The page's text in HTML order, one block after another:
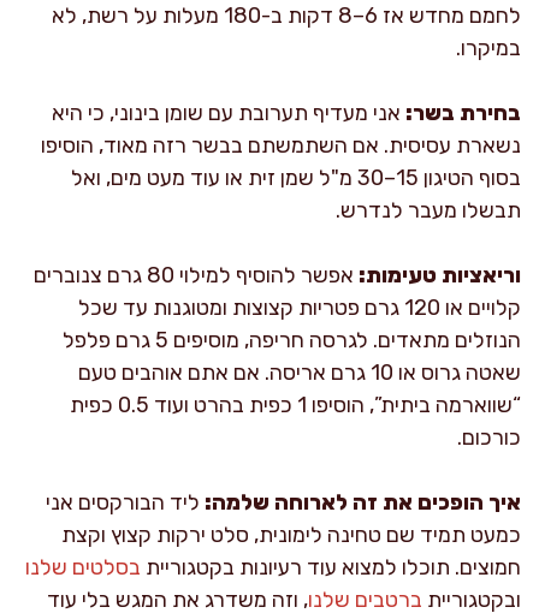
לחמם מחדש אז 6–8 דקות ב-180 מעלות על רשת, לא
במיקרו.
בחירת בשר: אני מעדיף תערובת עם שומן בינוני, כי היא
נשארת עסיסית. אם השתמשתם בבשר רזה מאוד, הוסיפו
בסוף הטיגון 15–30 מ"ל שמן זית או עוד מעט מים, ואל
תבשלו מעבר לנדרש.
וריאציות טעימות:
אפשר להוסיף למילוי 80 גרם צנוברים
קלויים או 120 גרם פטריות קצוצות ומטוגנות עד שכל
הנוזלים מתאדים. לגרסה חריפה, מוסיפים 5 גרם פלפל
שאטה גרוס או 10 גרם אריסה. אם אתם אוהבים טעם
“שווארמה ביתית”, הוסיפו 1 כפית בהרט ועוד 0.5 כפית
כורכום.
איך הופכים את זה לארוחה שלמה: ליד הבורקסים אני
כמעט תמיד שם טחינה לימונית, סלט ירקות קצוץ וקצת
חמוצים. תוכלו למצוא עוד רעיונות בקטגוריית בסלטים שלנו
ובקטגוריית ברטבים שלנו, וזה משדרג את המגש בלי עוד